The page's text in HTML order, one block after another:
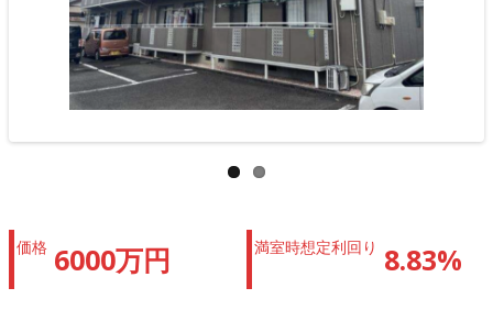
価格 6000万円 満室時想定利回り 8.83%